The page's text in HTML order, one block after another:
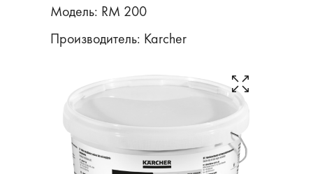
Модель: RM 200
Производитель: Karcher